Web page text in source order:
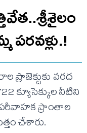
పరవళ్లు.!
ప్రాజెక్టుకు వరద
క్యూసెక్కుల నీటిని
పరీవాహక ప్రాంతాల
చేశారు.